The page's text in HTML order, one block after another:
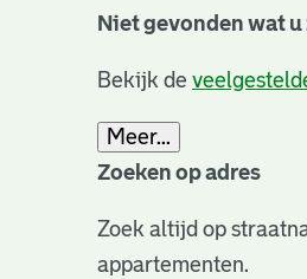
Niet gevonden wat u
Bekijk de
Meer...
Zoeken op adres
Zoek altijd op
appartementen.